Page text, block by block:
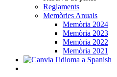
Reglaments
Memòries Anuals
Memòria 2024
Memòria 2023
Memòria 2022
Memòria 2021